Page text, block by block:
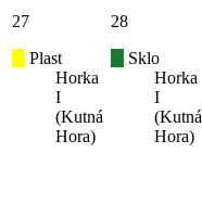
27
Plast
Horka
I
(Kutná
Hora)
28
Sklo
Horka
I
(Kutná
Hora)